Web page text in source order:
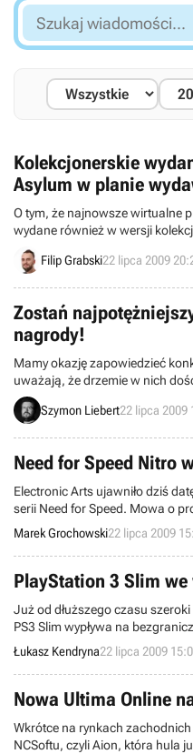
Szukaj
wiadomości...
Kolekcjonerskie
Asylum w planie
O tym, że najnowsze wirtualne
wydane również w wersji
O tym, że wielkie pudło pełne
dowiadujemy się dzisiaj.
Filip Grabski22 lipca 2009
Zostań
nagrody!
Mamy okazję zapowiedzieć
uważają, że drzemie w nich
możliwość daje jedna z gier
– Gladiatorzy 2 – w którą
Szymon Liebert22 lipca 2009
Need for Speed Nitro
Electronic Arts ujawniło dziś
serii Need for Speed. Mowa o projekcie Nitro, który ma trafić do
sprzedaży na konsole Wii i
listopada, dokładnie dwa
Marek Grochowski22 lipca 2009
PlayStation 3 Slim we
Już od dłuższego czasu
PS3 Slim wypływa na
pracownikom Sony spokoju. Ci,
informację skwitować
pora na kolejną wiadomość z
razem do czynienia mamy z
Łukasz Kendryna22 lipca 2009
Nowa Ultima Online
Wkrótce na rynkach
NCSoftu, czyli Aion, która hula